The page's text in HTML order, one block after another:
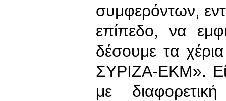
συμφερόντων,
επίπεδο, να
δέσουμε τα
ΣΥΡΙΖΑ-ΕΚΜ».
με